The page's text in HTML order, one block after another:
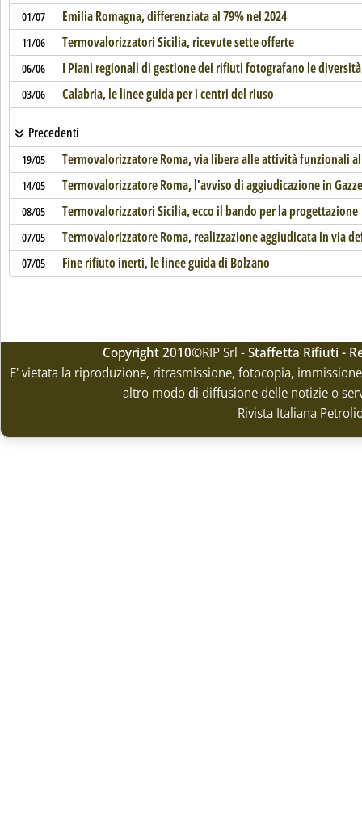
01/07 Emilia Romagna, differenziata al 79% nel 2024
11/06 Termovalorizzatori Sicilia, ricevute sette offerte
06/06 I Piani regionali di gestione dei rifiuti fotografano le
03/06 Calabria, le linee guida per i centri del riuso
Precedenti
19/05 Termovalorizzatore Roma, via libera alle attività funzionali
14/05 Termovalorizzatore Roma, l'avviso di aggiudicazione in
08/05 Termovalorizzatori Sicilia, ecco il bando per la progettazione
07/05 Termovalorizzatore Roma, realizzazione aggiudicata in via
07/05 Fine rifiuto inerti, le linee guida di Bolzano
Copyright 2010©RIP Srl -Staffetta Rifiuti -
E' vietata la riproduzione, ritrasmissione, fotocopia,
altro modo di diffusione delle notizie o
Rivista Italiana